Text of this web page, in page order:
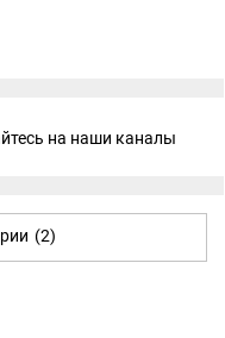
на наши каналы
(2)